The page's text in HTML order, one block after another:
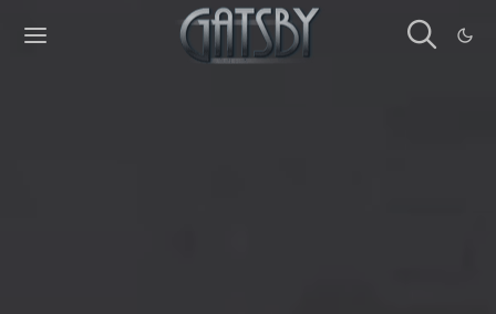
Cookies management panel